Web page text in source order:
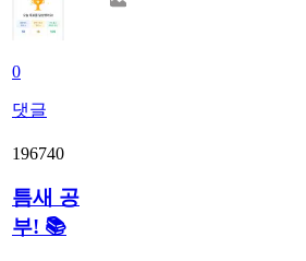
0
댓글
196740
틈새 공
부! 📚